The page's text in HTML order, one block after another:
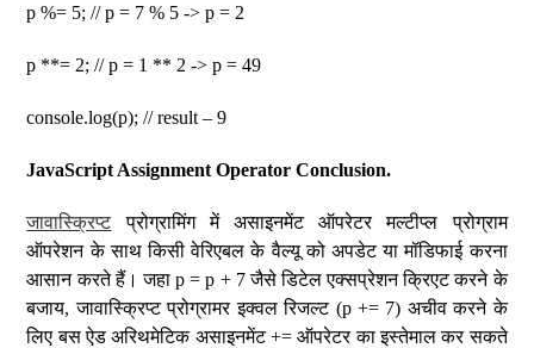
p %= 5; // p = 7 % 5 -> p = 2
p **= 2; // p = 1 ** 2 -> p = 49
console.log(p); // result – 9
JavaScript Assignment Operator Conclusion.
जावास्क्रिप्टप्रोग्रामिंग में असाइनमेंट ऑपरेटर मल्टीप्ल प्रोग्राम
ऑपरेशन के साथ किसी वेरिएबल के वैल्यू को अपडेट या मॉडिफाई करना
आसान करते हैं। जहा p = p + 7 जैसे डिटेल एक्सप्रेशन क्रिएट करने के
बजाय, जावास्क्रिप्ट प्रोग्रामर इक्वल रिजल्ट (p += 7) अचीव करने के
लिए बस ऐड अरिथमेटिक असाइनमेंट += ऑपरेटर का इस्तेमाल कर सकते